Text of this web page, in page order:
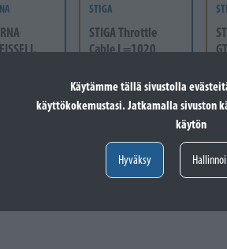
Käytämme tällä sivustolla
käyttökokemustasi. Jatkamalla sivuston
käytön
Hyväksy
60
vain
STIGA
STIGA Throttle
Cable L=1020
24,60 € Lisää koriin